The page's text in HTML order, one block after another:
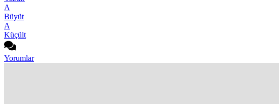
A
Büyüt
A
Küçült
Yorumlar